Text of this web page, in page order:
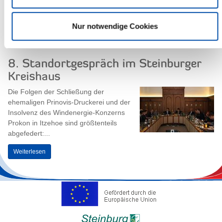
Nur notwendige Cookies
Verdienstnadel ausgezeichnet: Martin...
8. Standortgespräch im Steinburger
Kreishaus
Die Folgen der Schließung der
ehemaligen Prinovis-Druckerei und der
Insolvenz des Windenergie-Konzerns
Prokon in Itzehoe sind größtenteils
abgefedert:...
Weiterlesen